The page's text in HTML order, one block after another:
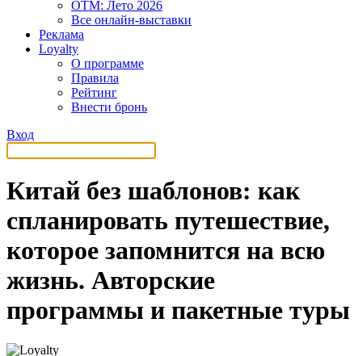
OTM: Лето 2026
Все онлайн-выставки
Реклама
Loyalty
О программе
Правила
Рейтинг
Внести бронь
Вход
Китай без шаблонов: как
спланировать путешествие,
которое запомнится на всю
жизнь. Авторские
программы и пакетные туры